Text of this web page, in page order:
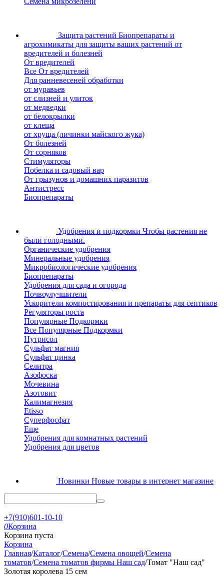
Защита растений Биопрепараты и
агрохимикаты для защиты ваших растений от
вредителей и болезней
От вредителей
Все От вредителей
Для ранневесеней обработки
от муравьев
от слизней и улиток
от медведки
от белокрылки
от клеща
от хруща (личинки майского жука)
От болезней
От сорняков
Стимуляторы
Побелка и садовый вар
От грызунов и домашних паразитов
Антистресс
Биопрепараты
Удобрения и подкормки Чтобы растения не
были голодными.
Органические удобрения
Минеральные удобрения
Микробиологические удобрения
Биопрепараты
Удобрения для сада и огорода
Почвоулучшители
Ускорители компостирования и препараты для септиков
Регуляторы роста
Популярные Подкормки
Все Популярные Подкормки
Нутрисол
Сульфат магния
Сульфат цинка
Селитра
Азофоска
Мочевина
Азотовит
Калимагнезия
Etisso
Суперфосфат
Еще
Удобрения для комнатных растений
Удобрения для цветов
Новинки Новые товары в интернет магазине
+7(910)601-10-10
0Корзина
Корзина пуста
Корзина
Главная/Каталог/Семена/Семена овощей/Семена
томатов/Семена томатов фирмы Наш сад/Томат "Наш сад"
Золотая королева 15 сем